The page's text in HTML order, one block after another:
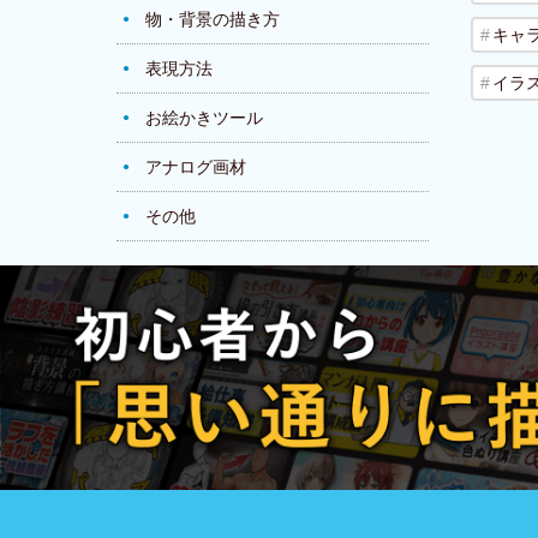
物・背景の描き方
表現方法
お絵かきツール
アナログ画材
その他
キャ
イラ